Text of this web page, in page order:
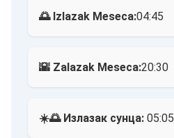
🌅 Izlazak Meseca:04:45
🌇 Zalazak Meseca:20:30
☀️🌅 Излазак сунца: 05:05